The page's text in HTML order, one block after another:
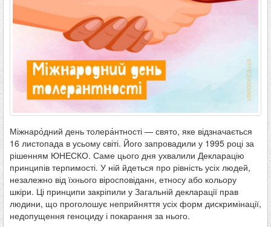
Міжнаро́дний день толера́нтності — свято, яке відзначається
16 листопада в усьому світі. Його запровадили у 1995 році за
рішенням ЮНЕСКО. Саме цього дня ухвалили Декларацію
принципів терпимості. У ній йдеться про рівність усіх людей,
незалежно від їхнього віросповіданн, етносу або кольору
шкіри. Ці принципи закріпили у Загальній декларації прав
людини, що проголошує неприйняття усіх форм дискримінації,
недопущення геноциду і покарання за нього.